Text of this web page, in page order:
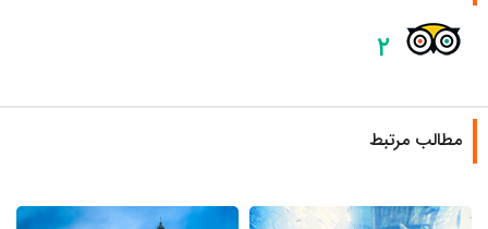
۲
مطالب مرتبط